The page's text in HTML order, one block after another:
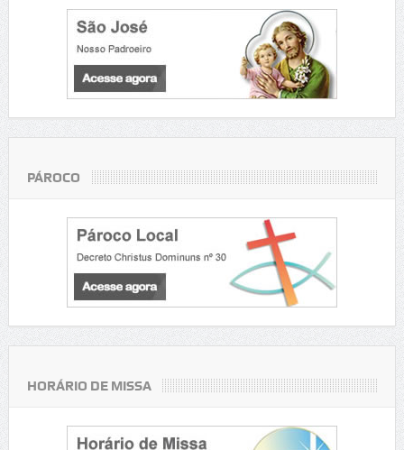
PÁROCO
HORÁRIO DE MISSA